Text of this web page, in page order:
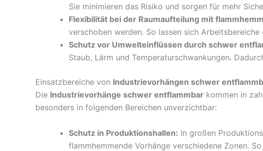
Sie minimieren das Risiko und sorgen für mehr
Flexibilität bei der Raumaufteilung mit
verschoben werden. So lassen sich
Schutz vor Umwelteinflüssen durch schwer
Staub, Lärm und Temperaturschwankungen.
Einsatzbereiche von Industrievorhängen schwer
Die Industrievorhänge schwer entflammbar kommen in
besonders in folgenden Bereichen unverzichtbar:
Schutz in Produktionshallen: In großen
flammhemmende Vorhänge verschiedene Zonen.